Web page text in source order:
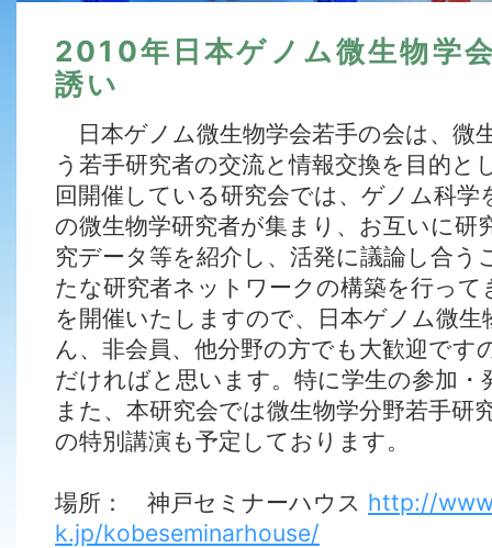
2010年日本ゲノム微生物学
誘い
日本ゲノム微生物学会若手の会は、微
う若手研究者の交流と情報交換を目的と
回開催している研究会では、ゲノム科学
の微生物学研究者が集まり、お互いに研
究データ等を紹介し、活発に議論し合う
たな研究者ネットワークの構築を行っ
を開催いたしますので、日本ゲノム微
ん、非会員、他分野の方でも大歓迎です
だければと思います。特に学生の参加
また、本研究会では微生物学分野若手研
の特別講演も予定しております。
場所： 神戸セミナーハウス http://
k.jp/kobeseminarhouse/